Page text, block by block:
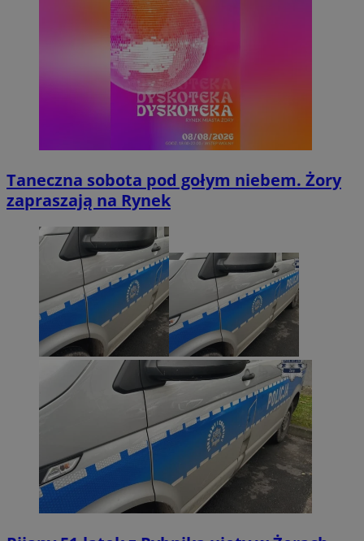
Taneczna sobota pod gołym niebem. Żory
zapraszają na Rynek